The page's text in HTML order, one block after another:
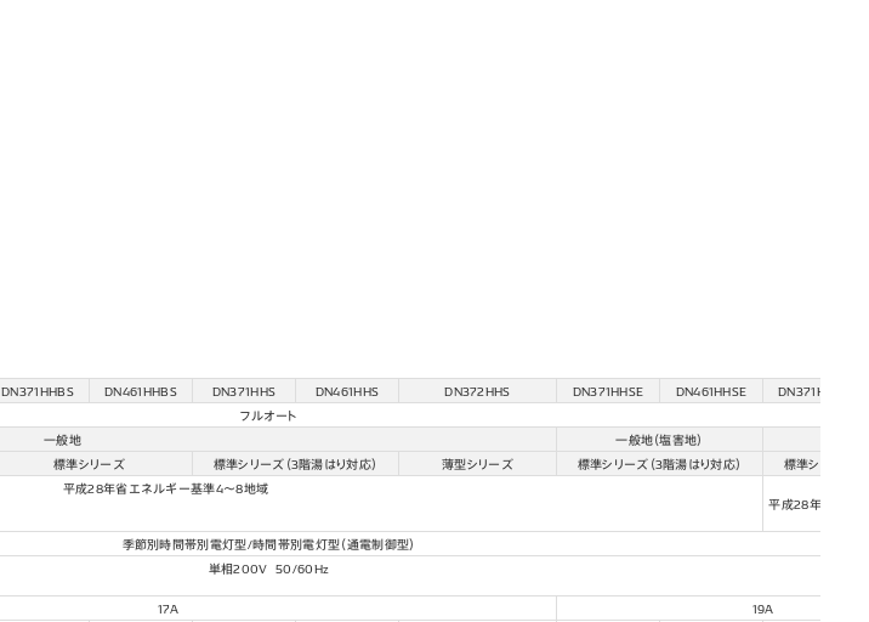
DN371HHBS DN461HHBS DN371HHS DN461HHS DN372HHS DN371HHSE DN461HHSE
DN371HHSK
フルオート
一般地 一般地（塩害地）
標準シリーズ 標準シリーズ（3階湯はり対応） 薄型シリーズ 標準シリーズ（3階湯はり対応）
標準シリーズ（
平成28年省エネルギー基準4～8地域
平成28年省エネ
季節別時間帯別電灯型/時間帯別電灯型（通電制御型）
単相200V 50/60Hz
17A
19A